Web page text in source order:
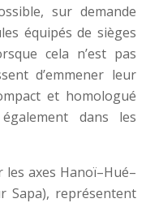
sur demande
équipés de sièges
cela n’est pas
d’emmener leur
et homologué
dans les
axes Hanoï–Hué–
Sapa), représentent